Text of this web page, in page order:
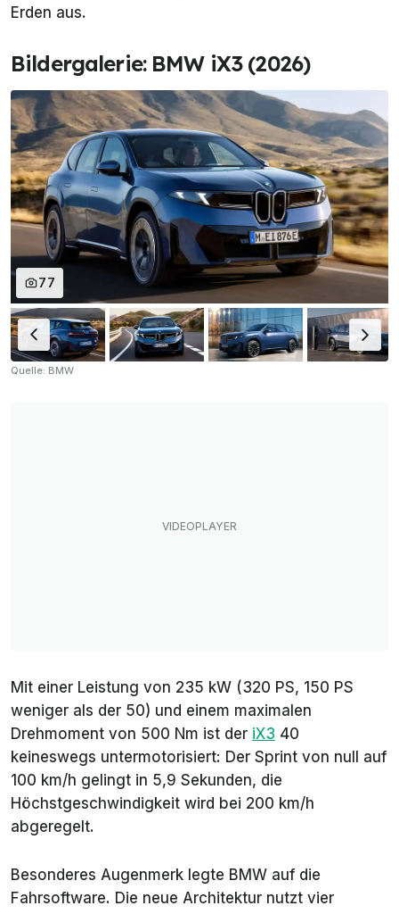
Erden aus.
Bildergalerie: BMW iX3 (2026)
77
Quelle: BMW
Mit einer Leistung von 235 kW (320 PS, 150 PS
weniger als der 50) und einem maximalen
Drehmoment von 500 Nm ist der iX3 40
keineswegs untermotorisiert: Der Sprint von null auf
100 km/h gelingt in 5,9 Sekunden, die
Höchstgeschwindigkeit wird bei 200 km/h
abgeregelt.
Besonderes Augenmerk legte BMW auf die
Fahrsoftware. Die neue Architektur nutzt vier